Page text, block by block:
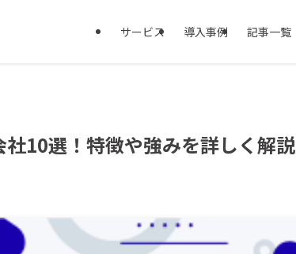
サービス 導入事例 記事一覧
10選！特徴や強みを詳しく解説